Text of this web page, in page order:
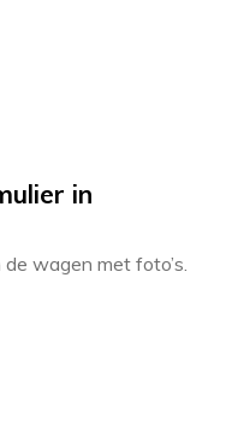
in
wagen met foto’s.